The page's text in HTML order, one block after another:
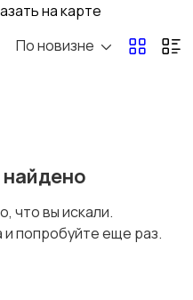
Оформление
на карте
По новизне
что вы искали.
и попробуйте еще раз.